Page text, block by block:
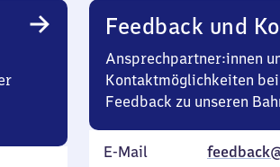
Feedback und
Ansprechpartner:innen
Kontaktmöglichkeiten
Feedback zu unseren
E-Mail